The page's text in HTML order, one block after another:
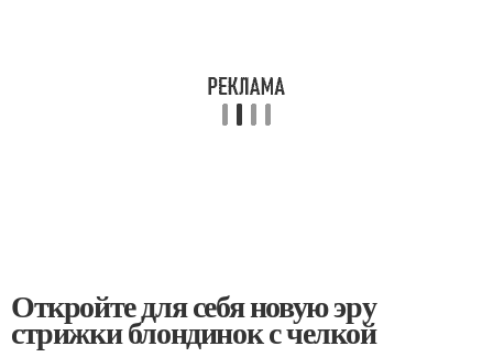
Откройте для себя новую эру
стрижки блондинок с челкой